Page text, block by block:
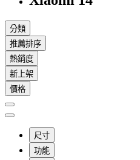
分類
推薦排序
熱銷度
新上架
價格
尺寸
功能